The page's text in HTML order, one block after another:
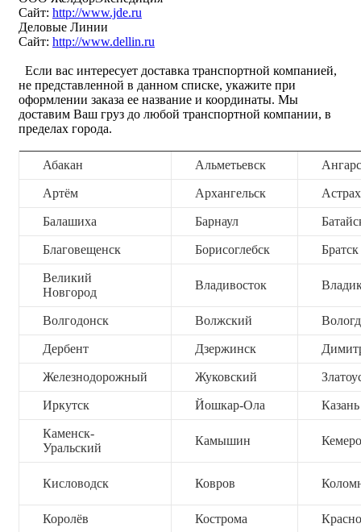
Сайт: http://www.jde.ru
Деловые Линии
Сайт: http://www.dellin.ru
Если вас интересует доставка транспортной компанией,
не представленной в данном списке, укажите при
оформлении заказа ее название и координаты. Мы
доставим Ваш груз до любой транспортной компании, в
пределах города.
Абакан Альметьевск
Артём Архангельск
Балашиха Барнаул
Благовещенск Борисоглебск Братск
Великий
Новгород
Владивосток
Волгодонск Волжский
Дербент Дзержинск
Железнодорожный Жуковский
Иркутск Йошкар-Ола Казань
Каменск-
Уральский
Камышин
Кисловодск Ковров
Королёв Кострома